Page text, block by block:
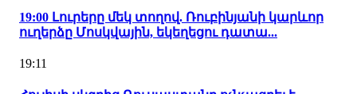
19:00 Լուրերը մեկ տողով. Ռուբինյանի կարևոր
ուղերձը Մոսկվային, եկեղեցու դատա...
19:11